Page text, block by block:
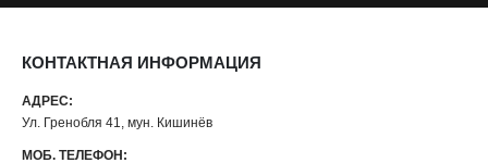
КОНТАКТНАЯ ИНФОРМАЦИЯ
АДРЕС:
Ул. Гренобля 41, мун. Кишинёв
МОБ. ТЕЛЕФОН: